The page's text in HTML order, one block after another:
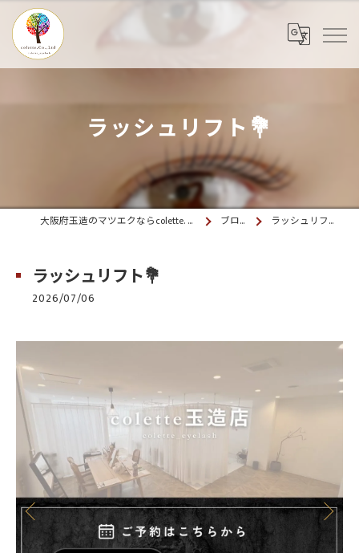
ラッシュリフト💐
大阪府玉造のマツエクならcolette. 玉造 ブログ ラッシュリフト💐
ラッシュリフト💐
2026/07/06